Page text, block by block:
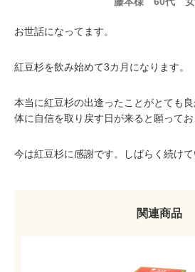
お世話になってます。
紅豆杉を飲み始めて3カ月になります。
本当に紅豆杉の出逢ったことがとても
体に自信を取り戻す日が来ると願ってお
今は紅豆杉に感謝です。しばらく続け
関連商品